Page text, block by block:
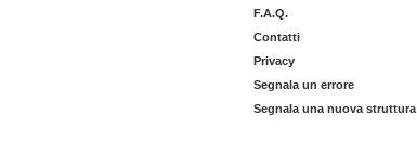
F.A.Q.
Contatti
Privacy
Segnala un errore
Segnala una nuova struttura